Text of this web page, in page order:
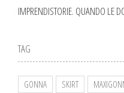
IMPRENDISTORIE. QUANDO LE
TAG
GONNA SKIRT